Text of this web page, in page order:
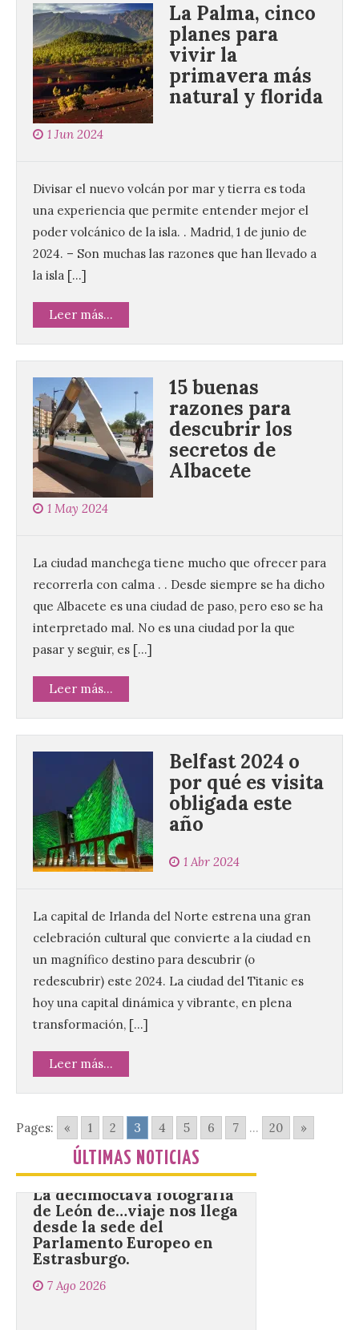
La Palma, cinco
planes para
vivir la
primavera más
natural y florida
1 Jun 2024
Divisar el nuevo volcán por mar y tierra es toda
una experiencia que permite entender mejor el
poder volcánico de la isla. . Madrid, 1 de junio de
2024. – Son muchas las razones que han llevado a
la isla […]
Leer más...
15 buenas
razones para
descubrir los
secretos de
Albacete
1 May 2024
La ciudad manchega tiene mucho que ofrecer para
recorrerla con calma . . Desde siempre se ha dicho
que Albacete es una ciudad de paso, pero eso se ha
interpretado mal. No es una ciudad por la que
pasar y seguir, es […]
Leer más...
Belfast 2024 o
por qué es visita
obligada este
año
1 Abr 2024
La capital de Irlanda del Norte estrena una gran
celebración cultural que convierte a la ciudad en
un magnífico destino para descubrir (o
redescubrir) este 2024. La ciudad del Titanic es
hoy una capital dinámica y vibrante, en plena
transformación, […]
Leer más...
Pages: « 1 2 3 4 5 6 7 ... 20 »
ÚLTIMAS NOTICIAS
Vuelve la tradicional Feria
de Dulces del Convento a
7 Ago 2026
Tendrá lugar el 9 de
agosto en los aledaños del
de Santa María la Real de
Gradefes. Una cita
imprescindible para disfrutar de los
cultura y un ambiente único. El
La decimoctava fotografía
de León de…viaje nos llega
Parlamento Europeo en
Estrasburgo.
7 Ago 2026